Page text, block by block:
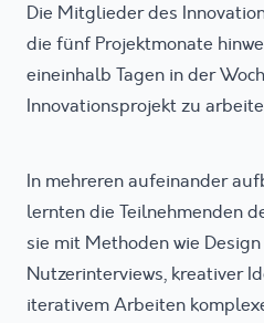
Die Mitglieder des
die fünf Projektmonate
eineinhalb Tagen in der
Innovationsprojekt zu
In mehreren aufeinander
lernten die Teilnehmenden
sie mit Methoden wie
Nutzerinterviews, kreativer
iterativem Arbeiten